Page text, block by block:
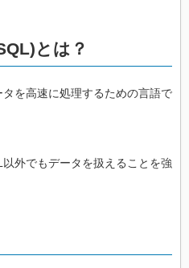
とは？
を高速に処理するための言語で
以外でもデータを扱えることを強